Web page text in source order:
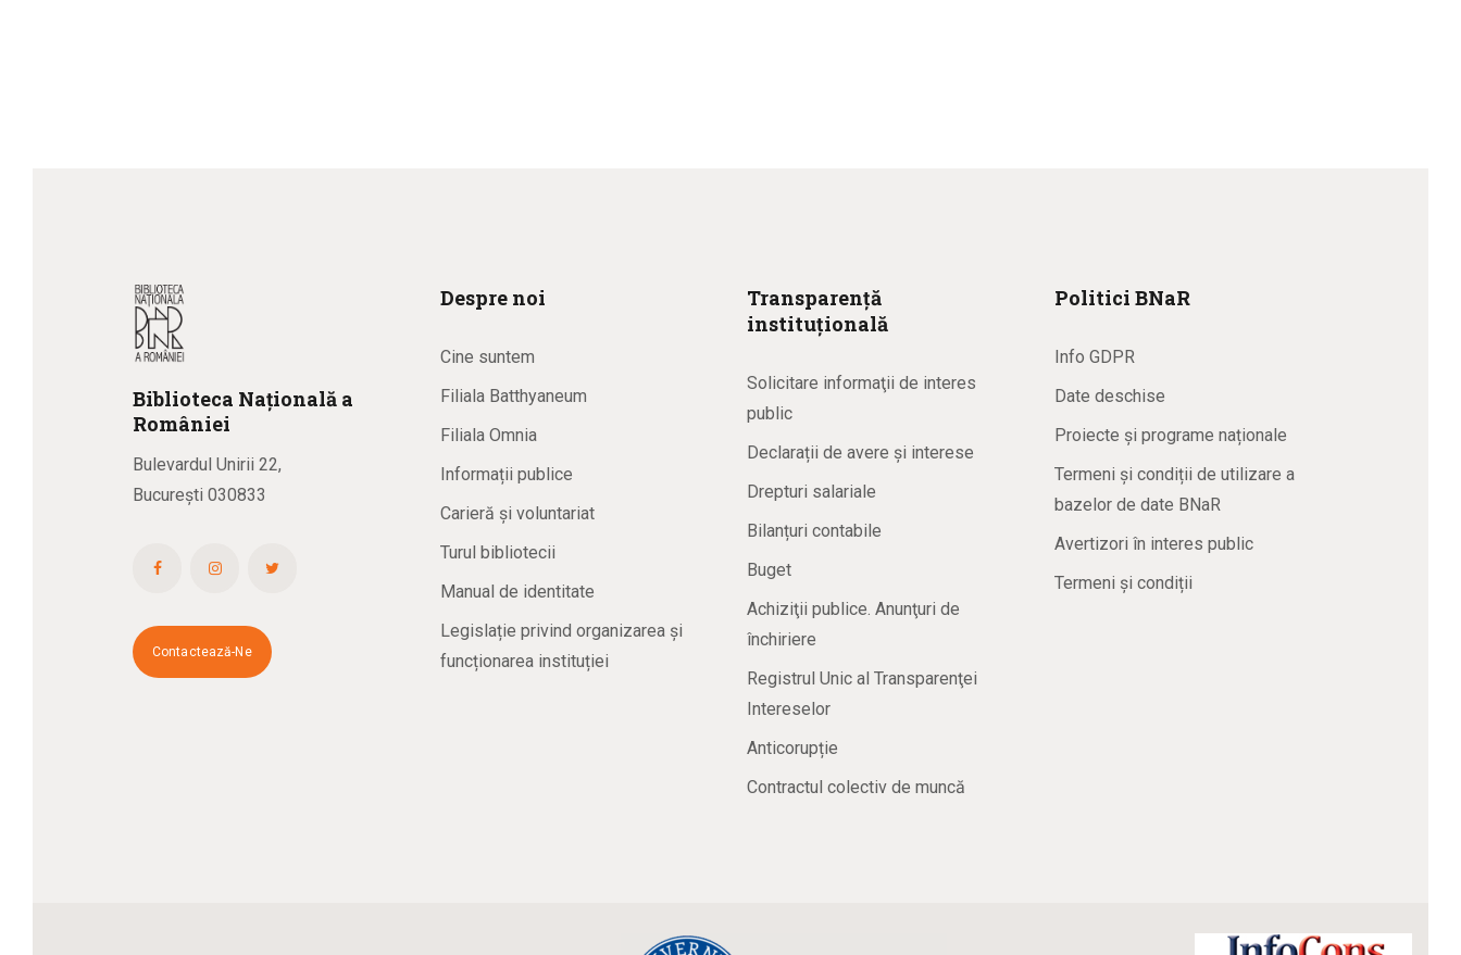
Biblioteca Națională a
României
Bulevardul Unirii 22,
București 030833
Contactează-Ne
Despre noi
Cine suntem
Filiala Batthyaneum
Filiala Omnia
Informații publice
Carieră și voluntariat
Turul bibliotecii
Manual de identitate
Legislație privind organizarea și
funcționarea instituției
Transparență
instituțională
Solicitare informaţii de interes
public
Declarații de avere și interese
Drepturi salariale
Bilanțuri contabile
Buget
Achiziţii publice. Anunţuri de
închiriere
Registrul Unic al Transparenţei
Intereselor
Anticorupție
Contractul colectiv de muncă
Politici BNaR
Info GDPR
Date deschise
Proiecte și programe naționale
Termeni și condiții de utilizare a
bazelor de date BNaR
Avertizori în interes public
Termeni și condiții